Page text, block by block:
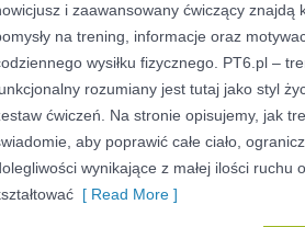
i zaawansowany ćwiczący znajdą
na trening, informacje oraz
wysiłku fizycznego. PT6.pl –
rozumiany jest tutaj jako styl
ćwiczeń. Na stronie opisujemy, jak
aby poprawić całe ciało,
wynikające z małej ilości ruchu
[ Read More ]